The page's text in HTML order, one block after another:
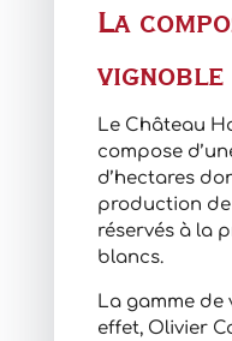
La
vignoble
Le Château
compose
d’hectares
production de
réservés à la
blancs.
La gamme de
effet, Olivier